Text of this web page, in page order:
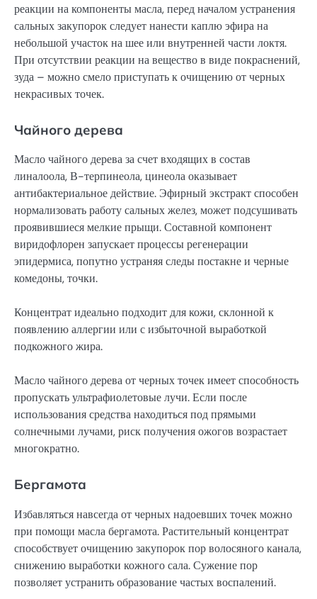
реакции на компоненты масла, перед началом устранения
сальных закупорок следует нанести каплю эфира на
небольшой участок на шее или внутренней части локтя.
При отсутствии реакции на вещество в виде покраснений,
зуда – можно смело приступать к очищению от черных
некрасивых точек.
Чайного дерева
Масло чайного дерева за счет входящих в состав
линалоола, В-терпинеола, цинеола оказывает
антибактериальное действие. Эфирный экстракт способен
нормализовать работу сальных желез, может подсушивать
проявившиеся мелкие прыщи. Составной компонент
виридофлорен запускает процессы регенерации
эпидермиса, попутно устраняя следы постакне и черные
комедоны, точки.
Концентрат идеально подходит для кожи, склонной к
появлению аллергии или с избыточной выработкой
подкожного жира.
Масло чайного дерева от черных точек имеет способность
пропускать ультрафиолетовые лучи. Если после
использования средства находиться под прямыми
солнечными лучами, риск получения ожогов возрастает
многократно.
Бергамота
Избавляться навсегда от черных надоевших точек можно
при помощи масла бергамота. Растительный концентрат
способствует очищению закупорок пор волосяного канала,
снижению выработки кожного сала. Сужение пор
позволяет устранить образование частых воспалений.